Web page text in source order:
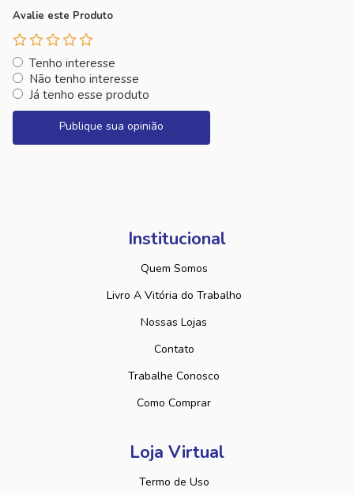
Avalie este Produto
Tenho interesse
Não tenho interesse
Já tenho esse produto
Publique sua opinião
Institucional
Quem Somos
Livro A Vitória do Trabalho
Nossas Lojas
Contato
Trabalhe Conosco
Como Comprar
Loja Virtual
Termo de Uso